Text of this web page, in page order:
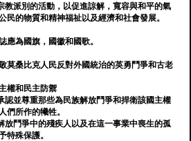
教派別的活動，以促進諒解，寬容與和平的氣
民的物質和精神福祉以及經濟和社會發展。
應為國旗，國徽和國歌。
莫桑比克人民反對外國統治的英勇鬥爭和古老
權和民主防禦
認並尊重那些為民族解放鬥爭和捍衛該國主權
們所作的犧牲。
放鬥爭中的殘疾人以及在這一事業中喪生的孤
特殊保護。